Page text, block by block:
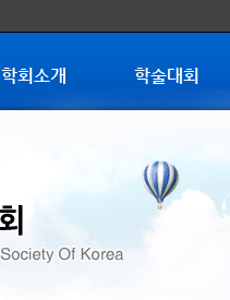
학회소개 학술대회